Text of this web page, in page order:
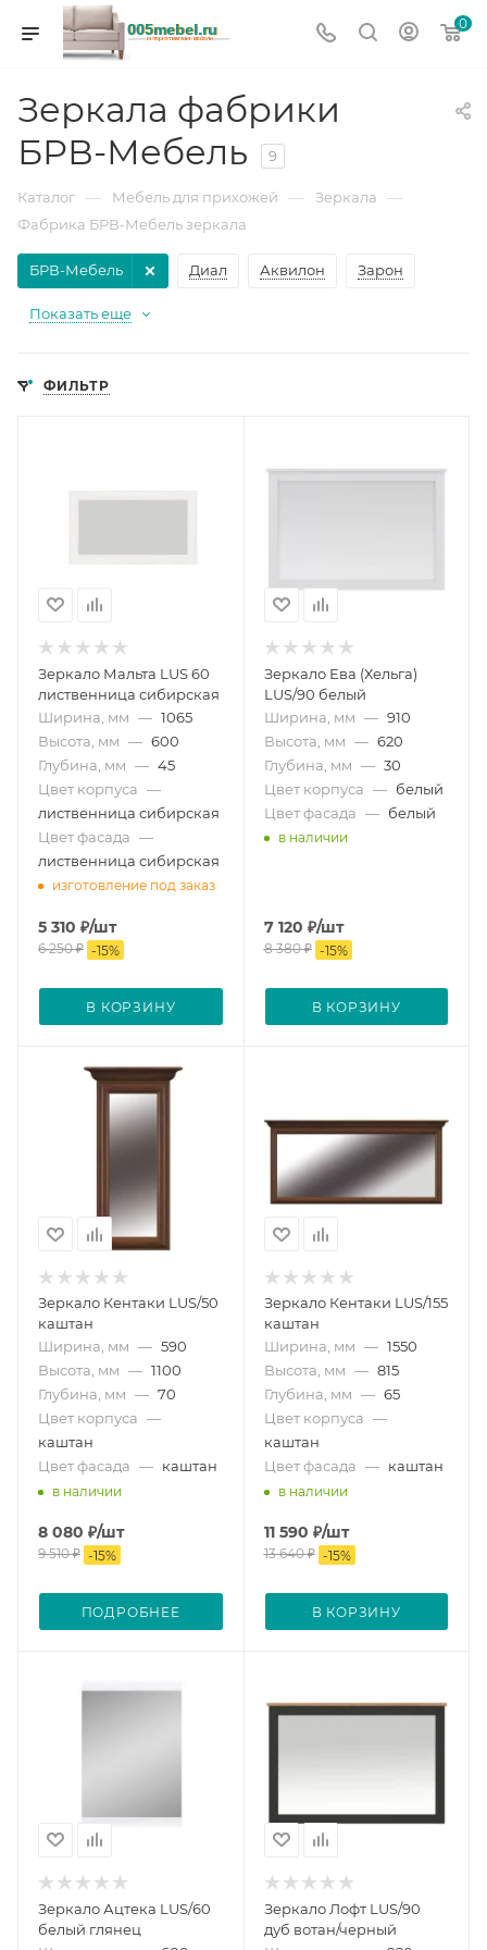
0
Зеркала фабрики
БРВ-Мебель
9
Каталог — Мебель для прихожей — Зеркала —
Фабрика БРВ-Мебель зеркала
Диал Аквилон Зарон
БРВ-Мебель
Показать еще
ФИЛЬТР
Зеркало Мальта LUS 60
лиственница сибирская
Ширина, мм — 1065
Высота, мм — 600
Глубина, мм — 45
Цвет корпуса —
лиственница сибирская
Цвет фасада —
лиственница сибирская
изготовление под заказ
5 310 ₽/шт
6 250₽ -15%
В КОРЗИНУ
Зеркало Ева (Хельга)
LUS/90 белый
Ширина, мм — 910
Высота, мм — 620
Глубина, мм — 30
Цвет корпуса — белый
Цвет фасада — белый
в наличии
7 120 ₽/шт
8 380₽ -15%
В КОРЗИНУ
Зеркало Кентаки LUS/50
каштан
Ширина, мм — 590
Высота, мм — 1100
Глубина, мм — 70
Цвет корпуса —
каштан
Цвет фасада — каштан
в наличии
8 080 ₽/шт
9 510₽ -15%
ПОДРОБНЕЕ
Зеркало Кентаки LUS/155
каштан
Ширина, мм — 1550
Высота, мм — 815
Глубина, мм — 65
Цвет корпуса —
каштан
Цвет фасада — каштан
в наличии
11 590 ₽/шт
13 640₽ -15%
В КОРЗИНУ
Зеркало Ацтека LUS/60
белый глянец
Зеркало Лофт LUS/90
дуб вотан/черный